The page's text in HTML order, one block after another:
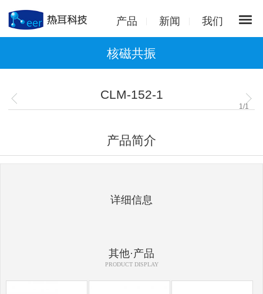
产品 新闻 我们
核磁共振
CLM-152-1
1 /1
产品简介
详细信息
其他·产品
PRODUCT DISPLAY